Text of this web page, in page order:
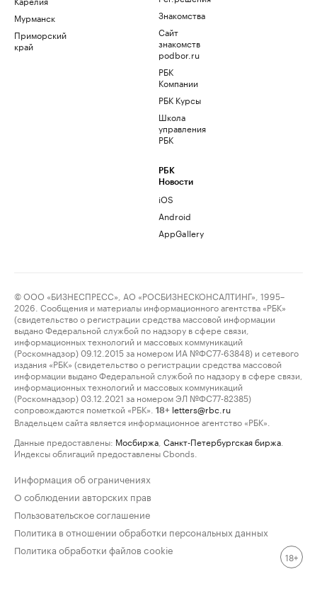
Мурманск
Приморский
край
Знакомства
Сайт
знакомств
podbor.ru
РБК
Компании
РБК Курсы
Школа
управления
РБК
РБК
Новости
iOS
Android
AppGallery
© ООО «БИЗНЕСПРЕСС», АО «РОСБИЗНЕСКОНСАЛТИНГ», 1995–
2026. Сообщения и материалы информационного агентства «РБК»
(свидетельство о регистрации средства массовой информации
выдано Федеральной службой по надзору в сфере связи,
информационных технологий и массовых коммуникаций
(Роскомнадзор) 09.12.2015 за номером ИА №ФС77-63848) и сетевого
издания «РБК» (свидетельство о регистрации средства массовой
информации выдано Федеральной службой по надзору в сфере связи,
информационных технологий и массовых коммуникаций
(Роскомнадзор) 03.12.2021 за номером ЭЛ №ФС77-82385)
сопровождаются пометкой «РБК».
18+ letters@rbc.ru
Владельцем сайта является информационное агентство «РБК».
Данные предоставлены: Мосбиржа Санкт-Петербургская биржа
Индексы облигаций предоставлены Cbonds.
Информация об ограничениях
О соблюдении авторских прав
Пользовательское соглашение
Политика в отношении обработки персональных данных
Политика обработки файлов cookie
18+